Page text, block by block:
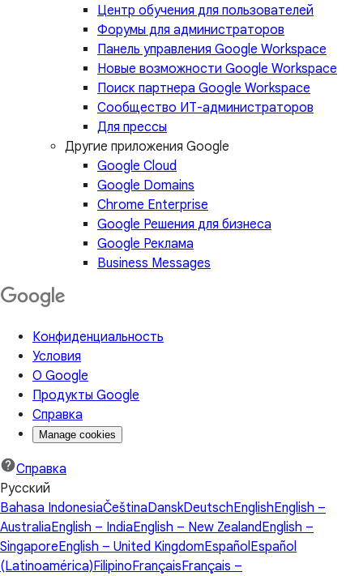
Центр обучения для пользователей
Форумы для администраторов
Панель управления Google Workspace
Новые возможности Google Workspace
Поиск партнера Google Workspace
Сообщество ИТ-администраторов
Для прессы
Другие приложения Google
Google Cloud
Google Domains
Chrome Enterprise
Google Решения для бизнеса
Google Реклама
Business Messages
Конфиденциальность
Условия
О Google
Продукты Google
Справка
Manage cookies
Справка
Русский
Bahasa IndonesiaČeštinaDanskDeutschEnglishEnglish –
AustraliaEnglish – IndiaEnglish – New ZealandEnglish –
SingaporeEnglish – United KingdomEspañol Español
(Latinoamérica)FilipinoFrançaisFrançais –